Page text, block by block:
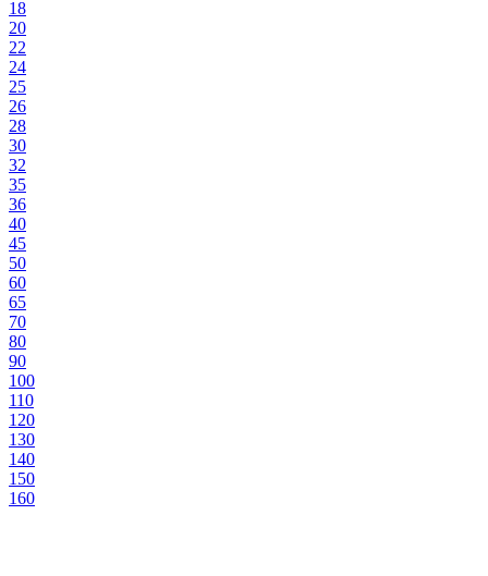
18
20
22
24
25
26
28
30
32
35
36
40
45
50
60
65
70
80
90
100
110
120
130
140
150
160